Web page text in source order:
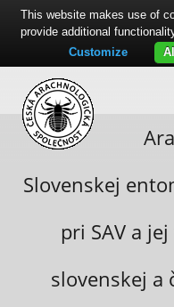
Slovenskej
pri SAV a
slovenskej a
This website makes use of
provide additional
Customize